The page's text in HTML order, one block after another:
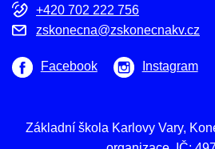
+420 702 222 756
zskonecna@zskonecnakv.cz
Facebook Instagram
Základní škola Karlovy Vary,